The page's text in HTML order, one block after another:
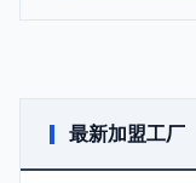
最新加盟工厂